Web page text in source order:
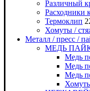
Различный
Расходники
Термоклип
Хомуты /
Металл / пресс /
МЕДЬ
Медь
Медь
Медь